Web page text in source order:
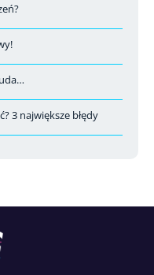
3 największe błędy